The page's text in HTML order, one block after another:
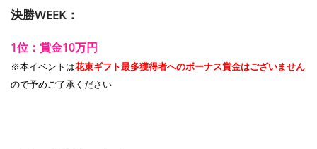
決勝WEEK：
1位：賞金10万円
※本イベントは花束ギフト最多獲得者へのボーナス賞金はございません
ので予めご了承ください